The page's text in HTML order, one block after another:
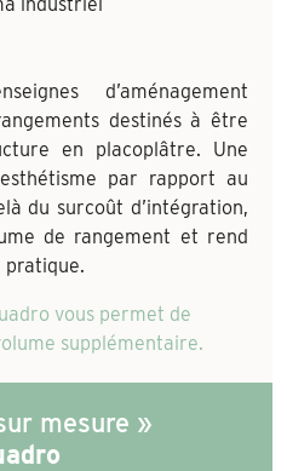
d’aménagement
destinés à être
en placoplâtre. Une
par rapport au
du surcoût d’intégration,
de rangement et rend
pratique.
vous permet de
supplémentaire.
mesure »